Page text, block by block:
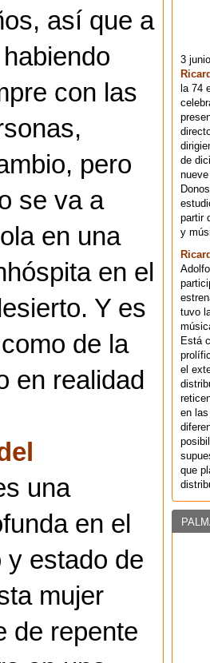
así que a
con las
pero
se va a
en una
en el
Y es
de la
en realidad
una
en el
y estado de
mujer
de repente
3
la 74
de
partir
y
tuvo
Está
el
en
que